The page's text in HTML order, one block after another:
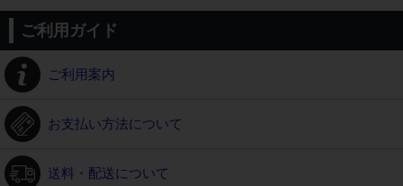
ご利用ガイド
ご利用案内
お支払い方法について
送料・配送について